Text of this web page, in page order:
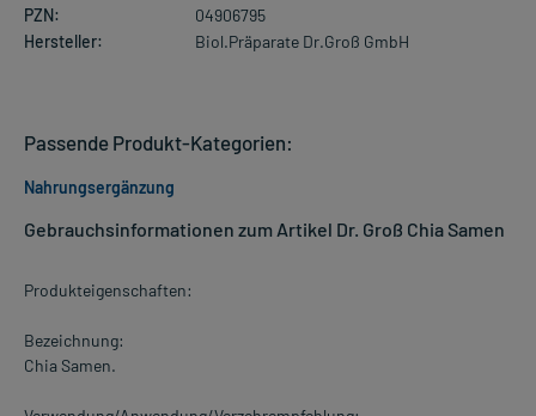
PZN:
04906795
Hersteller:
Biol.Präparate Dr.Groß GmbH
Gebrauchsinformationen zum Artikel Dr. Groß Chia Samen
Produkteigenschaften:
Bezeichnung:
Chia Samen.
Passende Produkt-Kategorien:
Nahrungsergänzung